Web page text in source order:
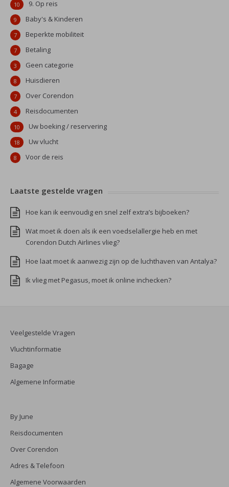
9. Op reis
10
Baby's & Kinderen
9
Beperkte mobiliteit
7
Betaling
7
Geen categorie
3
Huisdieren
8
Over Corendon
7
Reisdocumenten
4
Uw boeking / reservering
10
Uw vlucht
18
Voor de reis
8
Laatste gestelde vragen
Hoe kan ik eenvoudig en snel zelf extra’s bijboeken?
Wat moet ik doen als ik een voedselallergie heb en met
Corendon Dutch Airlines vlieg?
Hoe laat moet ik aanwezig zijn op de luchthaven van Antalya?
Ik vlieg met Pegasus, moet ik online inchecken?
Veelgestelde Vragen
Vluchtinformatie
Bagage
Algemene Informatie
By June
Reisdocumenten
Over Corendon
Adres & Telefoon
Algemene Voorwaarden